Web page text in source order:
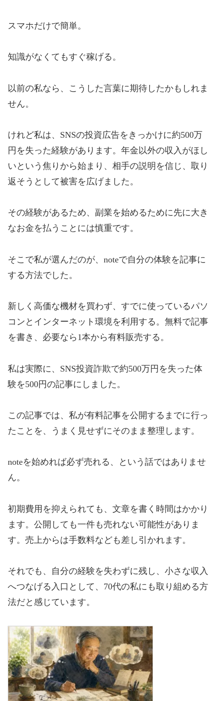
スマホだけで簡単。
知識がなくてもすぐ稼げる。
以前の私なら、こうした言葉に期待したかもしれま
せん。
けれど私は、SNSの投資広告をきっかけに約500万
円を失った経験があります。年金以外の収入がほし
いという焦りから始まり、相手の説明を信じ、取り
返そうとして被害を広げました。
その経験があるため、副業を始めるために先に大き
なお金を払うことには慎重です。
そこで私が選んだのが、noteで自分の体験を記事に
する方法でした。
新しく高価な機材を買わず、すでに使っているパソ
コンとインターネット環境を利用する。無料で記事
を書き、必要なら1本から有料販売する。
私は実際に、SNS投資詐欺で約500万円を失った体
験を500円の記事にしました。
この記事では、私が有料記事を公開するまでに行っ
たことを、うまく見せずにそのまま整理します。
noteを始めれば必ず売れる、という話ではありませ
ん。
初期費用を抑えられても、文章を書く時間はかかり
ます。公開しても一件も売れない可能性がありま
す。売上からは手数料なども差し引かれます。
それでも、自分の経験を失わずに残し、小さな収入
へつなげる入口として、70代の私にも取り組める方
法だと感じています。